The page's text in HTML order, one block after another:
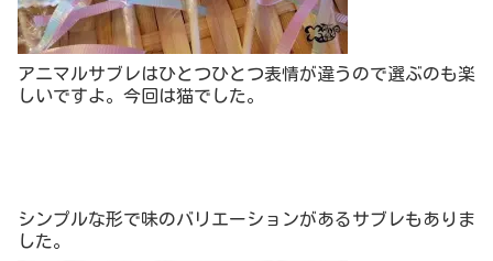
アニマルサブレはひとつひとつ表情が違うので選ぶのも楽
しいですよ。今回は猫でした。
シンプルな形で味のバリエーションがあるサブレもありま
した。